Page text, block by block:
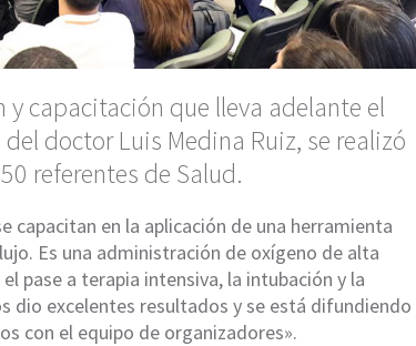
capacitación que lleva adelante el
doctor Luis Medina Ruiz, se realizó
referentes de Salud.
capacitan en la aplicación de una herramienta
Es una administración de oxígeno de alta
pase a terapia intensiva, la intubación y la
dio excelentes resultados y se está difundiendo
con el equipo de organizadores».